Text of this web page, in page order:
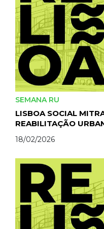
SEMANA RU
LISBOA SOCIAL
REABILITAÇÃO
18/02/2026